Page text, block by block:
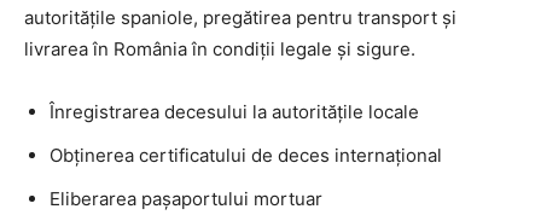
autoritățile spaniole, pregătirea pentru transport și
livrarea în România în condiții legale și sigure.
Înregistrarea decesului la autoritățile locale
Obținerea certificatului de deces internațional
Eliberarea pașaportului mortuar